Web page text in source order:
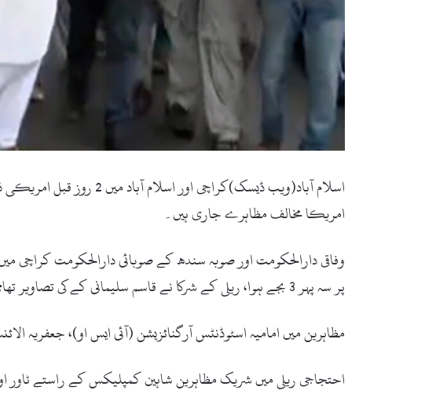
اسلام آباد(ویب
امریکا مخالف مظاہرے جاری ہیں۔
وفاقی دارالحکومت اور صوبہ سندھ کے صوبائی دارالحکومت کراچی
پر سہ پہر 3 بجے ہوا، ریلی کے شرکا نے قاسم سلیمانی کے کی تصاویر تھامی ہوئی ہیں اور ’ امریکا مردہ باد ‘ کے نعرے لگارہے ہیں۔
مظاہرین میں امامیہ اسٹوڈنٹس آرگنائزیشن (آئی ایس او)، جعفریہ
احتجاجی ریلی میں شریک مظاہرین شاہین کمپلیکس کے راستے ٹاور